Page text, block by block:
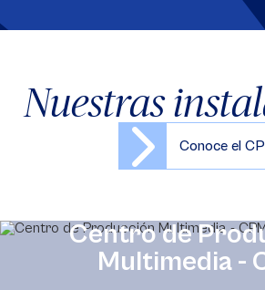
Nuestras
Conoce el
Centro de
Multimedia -